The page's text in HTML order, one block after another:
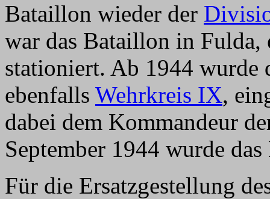
Bataillon wieder der
war das Bataillon in
stationiert. Ab 1944 wurde
ebenfalls Wehrkreis IX,
dabei dem Kommandeur
September 1944 wurde
Für die Ersatzgestellung